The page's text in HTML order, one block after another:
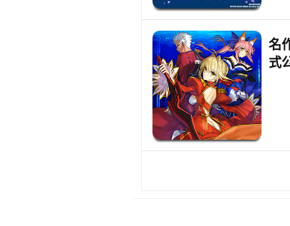
名
式